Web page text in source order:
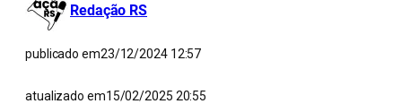
Redação RS
publicado em23/12/2024 12:57
atualizado em15/02/2025 20:55